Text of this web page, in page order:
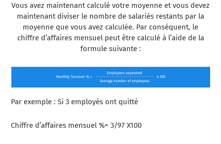
Vous avez maintenant calculé votre moyenne et vous devez
maintenant diviser le nombre de salariés restants par la
moyenne que vous avez calculée. Par conséquent, le
chiffre d’affaires mensuel peut être calculé à l’aide de la
formule suivante :
Par exemple : Si 3 employés ont quitté
Chiffre d’affaires mensuel %= 3/97 X100